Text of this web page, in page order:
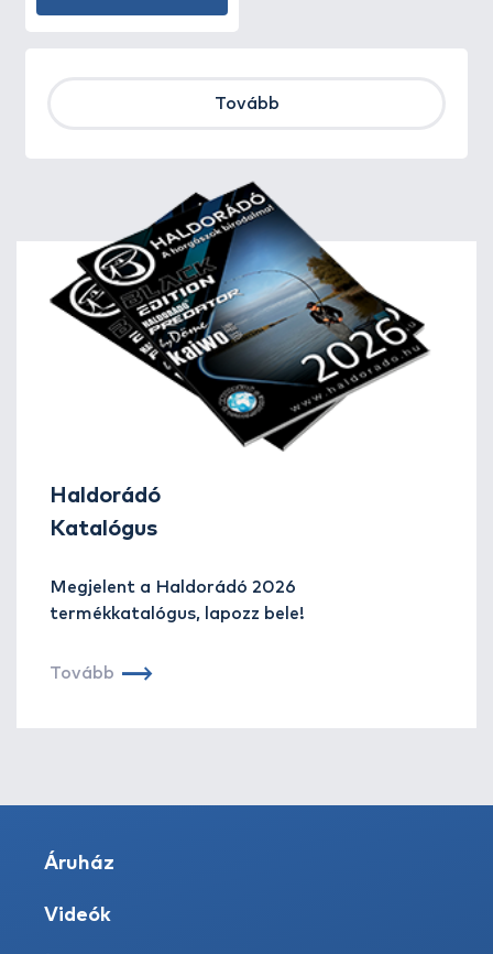
Tovább
Haldorádó
Katalógus
Megjelent a Haldorádó 2026
termékkatalógus, lapozz bele!
Tovább
Áruház
Videók